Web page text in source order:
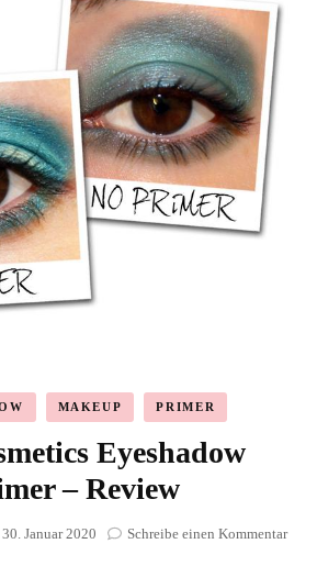
MAKEUP PRIMER
Eyeshadow
– Review
30. Januar 2020 Schreibe einen Kommentarzu